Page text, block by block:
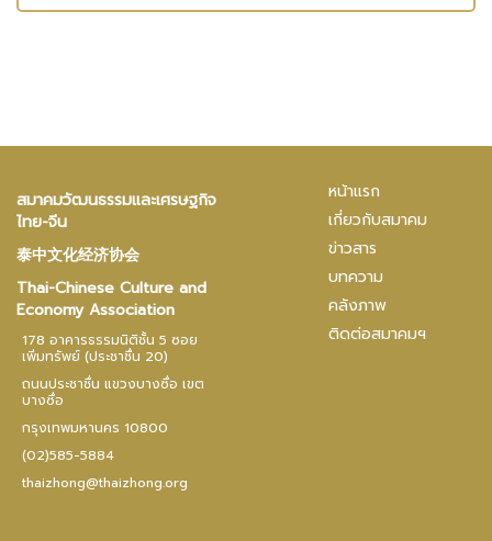
สมาคมวัฒนธรรมและเศรษฐกิจ
ไทย-จีน
泰中文化经济协会
Thai-Chinese Culture and
Economy Association
178 อาคารธรรมนิติชั้น 5 ซอย
เพิ่มทรัพย์ (ประชาชื่น 20)
ถนนประชาชื่น แขวงบางซื่อ เขต
บางซื่อ
กรุงเทพมหานคร 10800
(02)585-5884
thaizhong@thaizhong.org
หน้าแรก
เกี่ยวกับสมาคม
ข่าวสาร
บทความ
คลังภาพ
ติดต่อสมาคมฯ